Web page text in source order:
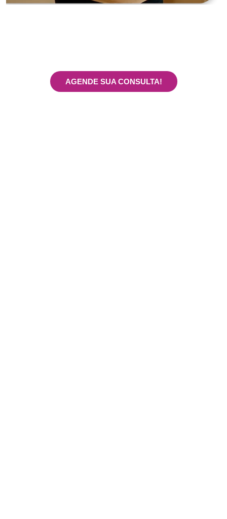
AGENDE SUA CONSULTA!